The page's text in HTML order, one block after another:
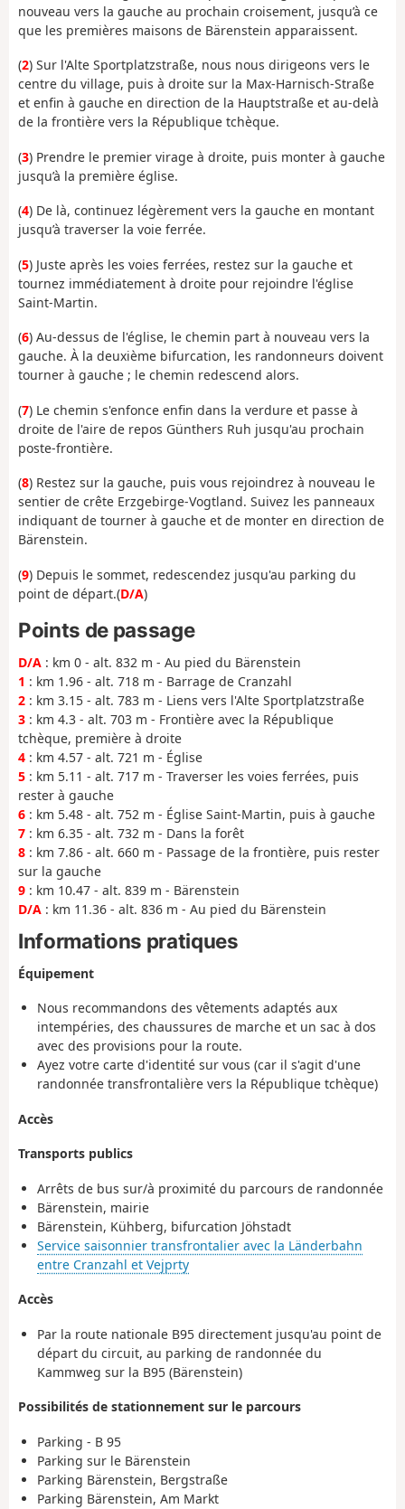
nouveau vers la gauche au prochain croisement, jusqu’à ce
que les premières maisons de Bärenstein apparaissent.
(2) Sur l'Alte Sportplatzstraße, nous nous dirigeons vers le
centre du village, puis à droite sur la Max-Harnisch-Straße
et enfin à gauche en direction de la Hauptstraße et au-delà
de la frontière vers la République tchèque.
(3) Prendre le premier virage à droite, puis monter à gauche
jusqu’à la première église.
(4) De là, continuez légèrement vers la gauche en montant
jusqu’à traverser la voie ferrée.
(5) Juste après les voies ferrées, restez sur la gauche et
tournez immédiatement à droite pour rejoindre l'église
Saint-Martin.
(6) Au-dessus de l'église, le chemin part à nouveau vers la
gauche. À la deuxième bifurcation, les randonneurs doivent
tourner à gauche ; le chemin redescend alors.
(7) Le chemin s'enfonce enfin dans la verdure et passe à
droite de l'aire de repos Günthers Ruh jusqu'au prochain
poste-frontière.
(8) Restez sur la gauche, puis vous rejoindrez à nouveau le
sentier de crête Erzgebirge-Vogtland. Suivez les panneaux
indiquant de tourner à gauche et de monter en direction de
Bärenstein.
(9) Depuis le sommet, redescendez jusqu'au parking du
point de départ.(D/A)
Points de passage
D/A : km 0 - alt. 832 m - Au pied du Bärenstein
1 : km 1.96 - alt. 718 m - Barrage de Cranzahl
2 : km 3.15 - alt. 783 m - Liens vers l'Alte Sportplatzstraße
3 : km 4.3 - alt. 703 m - Frontière avec la République
tchèque, première à droite
4 : km 4.57 - alt. 721 m - Église
5 : km 5.11 - alt. 717 m - Traverser les voies ferrées, puis
rester à gauche
6 : km 5.48 - alt. 752 m - Église Saint-Martin, puis à gauche
7 : km 6.35 - alt. 732 m - Dans la forêt
8 : km 7.86 - alt. 660 m - Passage de la frontière, puis rester
sur la gauche
9 : km 10.47 - alt. 839 m - Bärenstein
D/A : km 11.36 - alt. 836 m - Au pied du Bärenstein
Informations pratiques
Équipement
Nous recommandons des vêtements adaptés aux
intempéries, des chaussures de marche et un sac à dos
avec des provisions pour la route.
Ayez votre carte d'identité sur vous (car il s'agit d'une
randonnée transfrontalière vers la République tchèque)
Accès
Transports publics
Arrêts de bus sur/à proximité du parcours de randonnée
Bärenstein, mairie
Bärenstein, Kühberg, bifurcation Jöhstadt
Service saisonnier transfrontalier avec la Länderbahn
entre Cranzahl et Vejprty
Accès
Par la route nationale B95 directement jusqu'au point de
départ du circuit, au parking de randonnée du
Kammweg sur la B95 (Bärenstein)
Possibilités de stationnement sur le parcours
Parking - B 95
Parking sur le Bärenstein
Parking Bärenstein, Bergstraße
Parking Bärenstein, Am Markt